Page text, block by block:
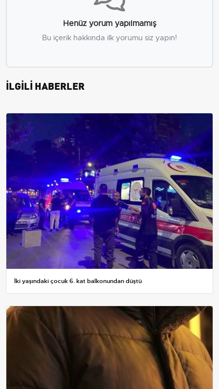
Henüz yorum yapılmamış
Bu içerik hakkında ilk yorumu siz yapın!
İLGİLİ HABERLER
İki yaşındaki çocuk 6. kat balkonundan düştü